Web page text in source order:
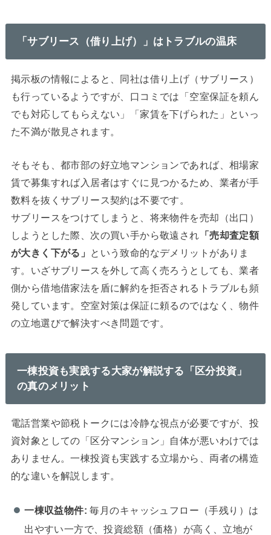
「サブリース（借り上げ）」はトラブルの温床
掲示板の情報によると、同社は借り上げ（サブリース）
も行っているようですが、口コミでは「空室保証を頼ん
でも対応してもらえない」「家賃を下げられた」といっ
た不満が散見されます。
そもそも、都市部の好立地マンションであれば、相場家
賃で募集すれば入居者はすぐに見つかるため、業者が手
数料を抜くサブリース契約は不要です。
サブリースをつけてしまうと、将来物件を売却（出口）
しようとした際、次の買い手から敬遠され 「売却査定額
が大きく下がる」 という致命的なデメリットがありま
す。いざサブリースを外して高く売ろうとしても、業者
側から借地借家法を盾に解約を拒否されるトラブルも頻
発しています。空室対策は保証に頼るのではなく、物件
の立地選びで解決すべき問題です。
一棟投資も実践する大家が解説する「区分投資」
の真のメリット
電話営業や節税トークには冷静な視点が必要ですが、投
資対象としての「区分マンション」自体が悪いわけでは
ありません。一棟投資も実践する立場から、両者の構造
的な違いを解説します。
一棟収益物件: 毎月のキャッシュフロー（手残り）は
出やすい一方で、投資総額（価格）が高く、立地が